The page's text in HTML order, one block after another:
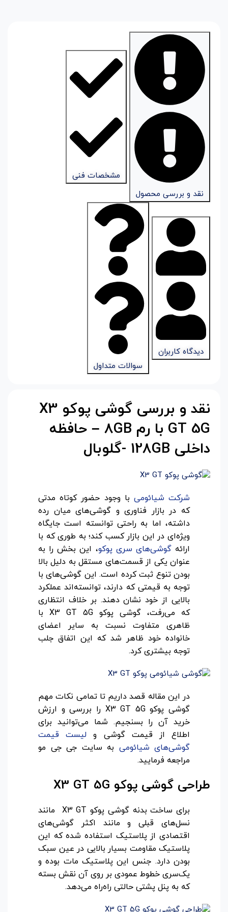
نقد و بررسی محصول
مشخصات فنی
دیدگاه کاربران
سوالات متداول
نقد و بررسی گوشی پوکو X3
GT 5G با رم 8 GB
– حافظه
داخلی 128 GB -گلوبال
شرکت شیائومی با وجود حضور کوتاه مدتی
که در بازار فناوری و گوشی‌های میان رده
داشته، اما به راحتی توانسته است جایگاه
ویژه‌ای در این بازار کسب کند؛ به طوری که با
ارائهگوشی‌های سری پوکو، این بخش را به
عنوان یکی از قسمت‌های مستقل به دلیل بالا
بودن تنوع ثبت کرده است. این گوشی‌های با
توجه به قیمتی که دارند، توانسته‌اند عملکرد
بالایی از خود نشان دهند. بر خلاف انتظاری
که می‌رفت، گوشی پوکو X3 GT 5G با
ظاهری متفاوت نسبت به سایر اعضای
خانواده خود ظاهر شد که این اتفاق جلب
توجه بیشتری کرد.
در این مقاله قصد داریم تا تمامی نکات مهم
گوشی پوکو X3 GT 5G را بررسی و ارزش
خرید آن را بسنجیم. شما می‌توانید برای
اطلاع از قیمت گوشی و لیست قیمت
گوشی‌های شیائومی به سایت جی جی مو
مراجعه فرمایید.
طراحی گوشی پوکو X3 GT 5G
برای ساخت بدنه گوشی پوکو X3 GT مانند
نسل‌های قبلی و مانند اکثر گوشی‌های
اقتصادی از پلاستیک استفاده شده که این
پلاستیک مقاومت بسیار بالایی در عین سبک
بودن دارد. جنس این پلاستیک مات بوده و
یک‌سری خطوط عمودی بر روی آن نقش بسته
که به پنل پشتی حالتی راه‌راه می‌دهد.